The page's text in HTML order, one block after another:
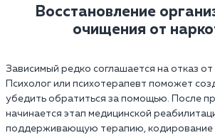
Восстановление
очищения от
Зависимый редко соглашается на отказ от
Психолог или психотерапевт поможет
убедить обратиться за помощью. После
начинается этап медицинской
поддерживающую терапию, кодирование